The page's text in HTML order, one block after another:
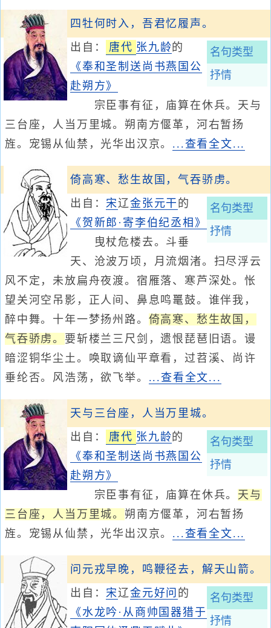
四牡何时入，吾君忆履声。
名句类型
抒情
出自： 唐代 张九龄的
《奉和圣制送尚书燕国公
赴朔方》
宗臣事有征，庙算在休兵。天与
三台座，人当万里城。朔南方偃革，河右暂扬
旌。宠锡从仙禁，光华出汉京。 ...查看全文...
倚高寒、愁生故国，气吞骄虏。
名句类型
抒情
出自：宋辽金张元干 的
《贺新郎·寄李伯纪丞相》
曳杖危楼去。斗垂
天、沧波万顷，月流烟渚。扫尽浮云
风不定，未放扁舟夜渡。宿雁落、寒芦深处。怅
望关河空吊影，正人间、鼻息鸣鼍鼓。谁伴我，
醉中舞。十年一梦扬州路。 倚高寒、愁生故国，
气吞骄虏。 要斩楼兰三尺剑，遗恨琵琶旧语。谩
暗涩铜华尘土。唤取谪仙平章看，过苕溪、尚许
垂纶否。风浩荡，欲飞举。 ...查看全文...
天与三台座，人当万里城。
名句类型
抒情
出自： 唐代 张九龄的
《奉和圣制送尚书燕国公
赴朔方》
宗臣事有征，庙算在休兵。 天与
三台座，人当万里城。朔南方偃革，河右暂扬
旌。宠锡从仙禁，光华出汉京。 ...查看全文...
问元戎早晚，鸣鞭径去，解天山箭。
名句类型
抒情
出自：宋辽金元好问 的
《水龙吟·从商帅国器猎于